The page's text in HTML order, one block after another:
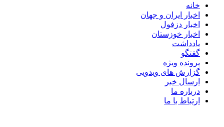
خانه
اخبار ایران و جهان
اخبار دزفول
اخبار خوزستان
یادداشت
گفتگو
پرونده ویژه
گزارش های ویدویی
ارسال خبر
درباره ما
ارتباط با ما